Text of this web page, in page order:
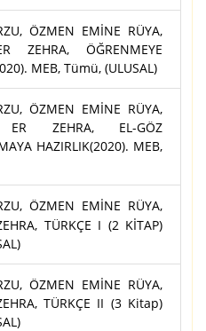
ÖZMEN EMİNE RÜYA,
ZEHRA, ÖĞRENMEYE
MEB, Tümü, (ULUSAL)
ÖZMEN EMİNE RÜYA,
ER ZEHRA, EL-GÖZ
HAZIRLIK(2020). MEB,
ÖZMEN EMİNE RÜYA,
TÜRKÇE I (2 KİTAP)
ÖZMEN EMİNE RÜYA,
TÜRKÇE II (3 Kitap)